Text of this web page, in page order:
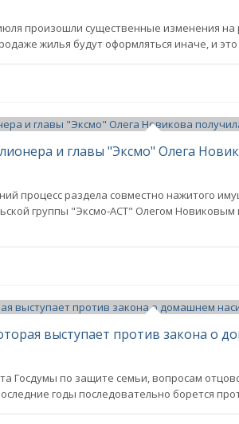
произошли существенные изменения
жилья будут оформляться иначе, и
процесс раздела совместно нажитого
группы "Эксмо-АСТ" Олегом Новиковым
Госдумы по защите семьи, вопросам
годы последовательно борется